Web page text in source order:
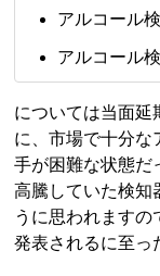
アルコール
アルコール
については当面延
に、市場で十分な
手が困難な状態だ
高騰していた検知
うに思われます
発表されるに至っ